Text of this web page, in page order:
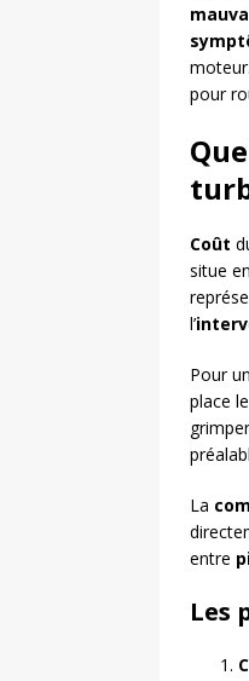
pour
Coût
situe
l’
Pour
place le
La
entre
Les